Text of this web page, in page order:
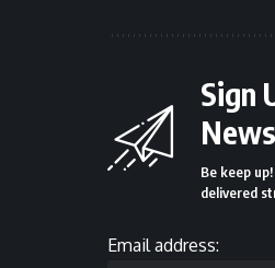
Sign
Be keep
delivered
Email address: